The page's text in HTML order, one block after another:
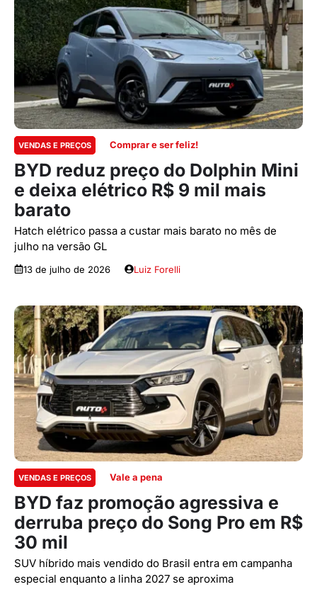
VENDAS E PREÇOS Comprar e ser feliz!
BYD reduz preço do Dolphin Mini
e deixa elétrico R$ 9 mil mais
barato
Hatch elétrico passa a custar mais barato no mês de
julho na versão GL
13 de julho de 2026 Luiz Forelli
VENDAS E PREÇOS Vale a pena
BYD faz promoção agressiva e
derruba preço do Song Pro em R$
30 mil
SUV híbrido mais vendido do Brasil entra em campanha
especial enquanto a linha 2027 se aproxima